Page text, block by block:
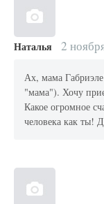
Наталья 2
Ах, мама
"мама"). Хочу
Какое огромное
человека как ты!